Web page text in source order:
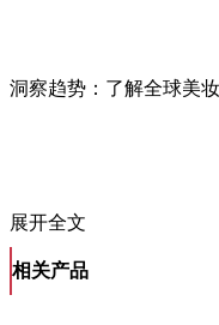
洞察趋势：了解全球美
展开全文
相关产品